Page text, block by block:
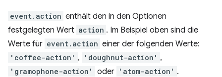
event.action enthält den in den Optionen
festgelegten Wert action . Im Beispiel oben sind die
Werte für event.action einer der folgenden Werte:
'coffee-action' , 'doughnut-action' ,
'gramophone-action' oder 'atom-action' .